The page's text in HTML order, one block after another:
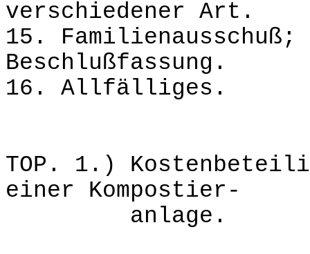
verschiedener Art.
15. Familienausschuß;
Beschlußfassung.
16. Allfälliges.
TOP. 1.)
einer Kompostier-
anlage.